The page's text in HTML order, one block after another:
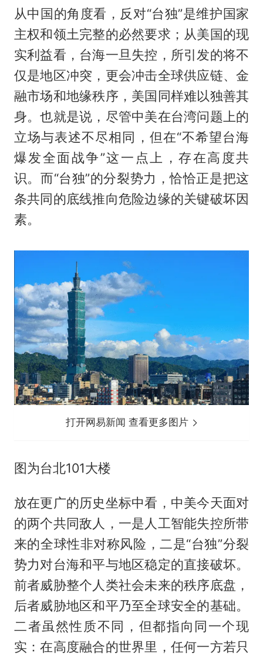
从中国的角度看，反对“台独”是维护国家
主权和领土完整的必然要求；从美国的现
实利益看，台海一旦失控，所引发的将不
仅是地区冲突，更会冲击全球供应链、金
融市场和地缘秩序，美国同样难以独善其
身。也就是说，尽管中美在台湾问题上的
立场与表述不尽相同，但在“不希望台海
爆发全面战争”这一点上，存在高度共
识。而“台独”的分裂势力，恰恰正是把这
条共同的底线推向危险边缘的关键破坏因
素。
打开网易新闻 查看更多图片
图为台北101大楼
放在更广的历史坐标中看，中美今天面对
的两个共同敌人，一是人工智能失控所带
来的全球性非对称风险，二是“台独”分裂
势力对台海和平与地区稳定的直接破坏。
前者威胁整个人类社会未来的秩序底盘，
后者威胁地区和平乃至全球安全的基础。
二者虽然性质不同，但都指向同一个现
实：在高度融合的世界里，任何一方若只